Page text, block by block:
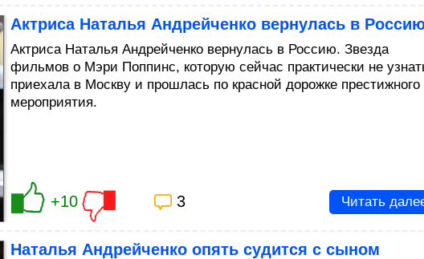
Актриса Наталья Андрейченко вернулась в
Актриса Наталья Андрейченко вернулась в Россию. Звезда
фильмов о Мэри Поппинс, которую сейчас практически не
приехала в Москву и прошлась по красной дорожке престижного
мероприятия.
+10 3 Читать
Наталья Андрейченко опять судится с сыном